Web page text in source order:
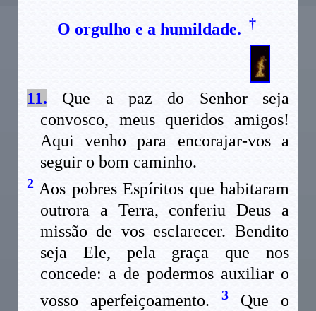
O orgulho e a humildade. †
11. Que a paz do Senhor seja
convosco, meus queridos amigos!
Aqui venho para encorajar-vos a
seguir o bom caminho.
2 Aos pobres Espíritos que habitaram
outrora a Terra, conferiu Deus a
missão de vos esclarecer. Bendito
seja Ele, pela graça que nos
concede: a de podermos auxiliar o
vosso aperfeiçoamento. 3Que o